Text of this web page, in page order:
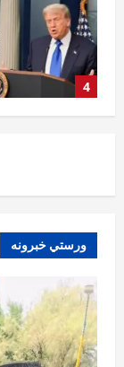
5
2
ورستي خبرونه